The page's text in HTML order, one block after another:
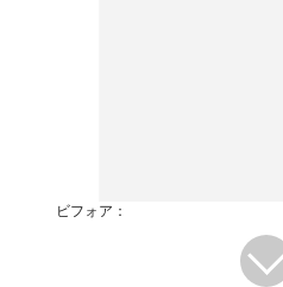
ビフォア：